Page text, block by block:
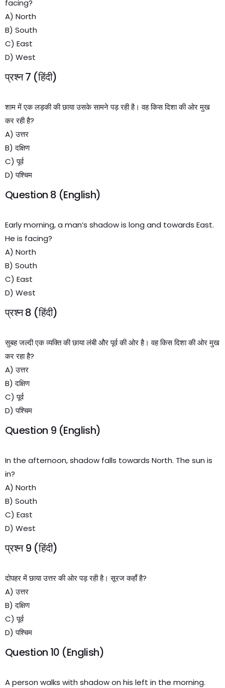
facing?
A) North
B) South
C) East
D) West
प्रश्न 7 (हिंदी)
शाम में एक लड़की की छाया उसके सामने पड़ रही है। वह किस दिशा की ओर मुख
कर रही है?
A) उत्तर
B) दक्षिण
C) पूर्व
D) पश्चिम
Question 8 (English)
Early morning, a man’s shadow is long and towards East.
He is facing?
A) North
B) South
C) East
D) West
प्रश्न 8 (हिंदी)
सुबह जल्दी एक व्यक्ति की छाया लंबी और पूर्व की ओर है। वह किस दिशा की ओर मुख
कर रहा है?
A) उत्तर
B) दक्षिण
C) पूर्व
D) पश्चिम
Question 9 (English)
In the afternoon, shadow falls towards North. The sun is
in?
A) North
B) South
C) East
D) West
प्रश्न 9 (हिंदी)
दोपहर में छाया उत्तर की ओर पड़ रही है। सूरज कहाँ है?
A) उत्तर
B) दक्षिण
C) पूर्व
D) पश्चिम
Question 10 (English)
A person walks with shadow on his left in the morning.